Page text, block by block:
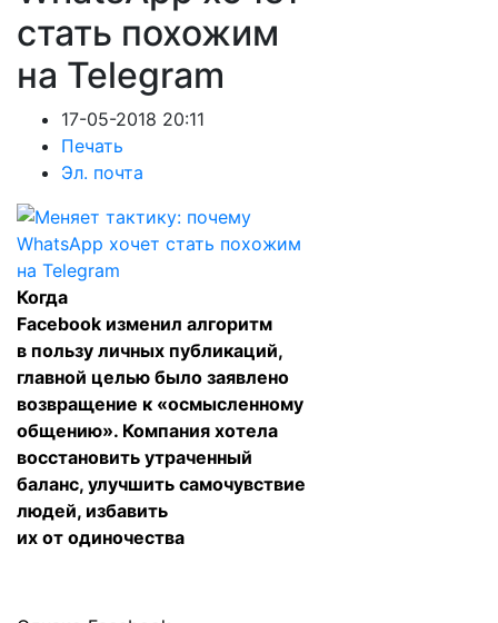
стать похожим
на Telegram
17-05-2018 20:11
Печать
Эл. почта
Когда
Facebook изменил алгоритм
в пользу личных публикаций,
главной целью было заявлено
возвращение к «осмысленному
общению». Компания хотела
восстановить утраченный
баланс, улучшить самочувствие
людей, избавить
их от одиночества